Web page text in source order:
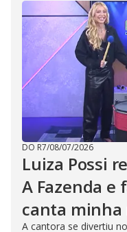
DO R7/08/07/2026
Luiza Possi
A Fazenda e
canta minha
A cantora se divertiu